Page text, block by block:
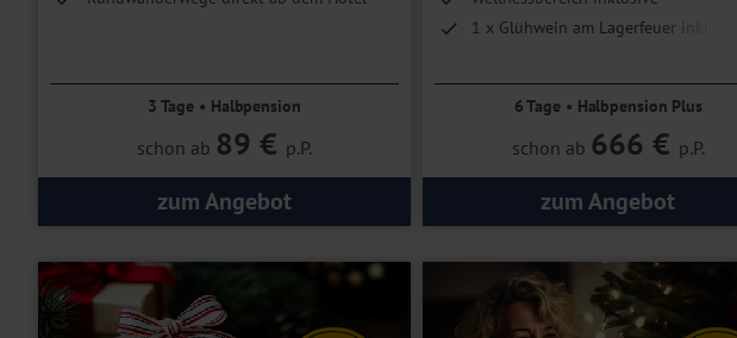
3 Tage • Halbpension
schon ab 89 € p.P.
zum Angebot
1 x Glühwein am Lagerfeuer inklusive
6 Tage • Halbpension Plus
schon ab 666 € p.P.
zum Angebot